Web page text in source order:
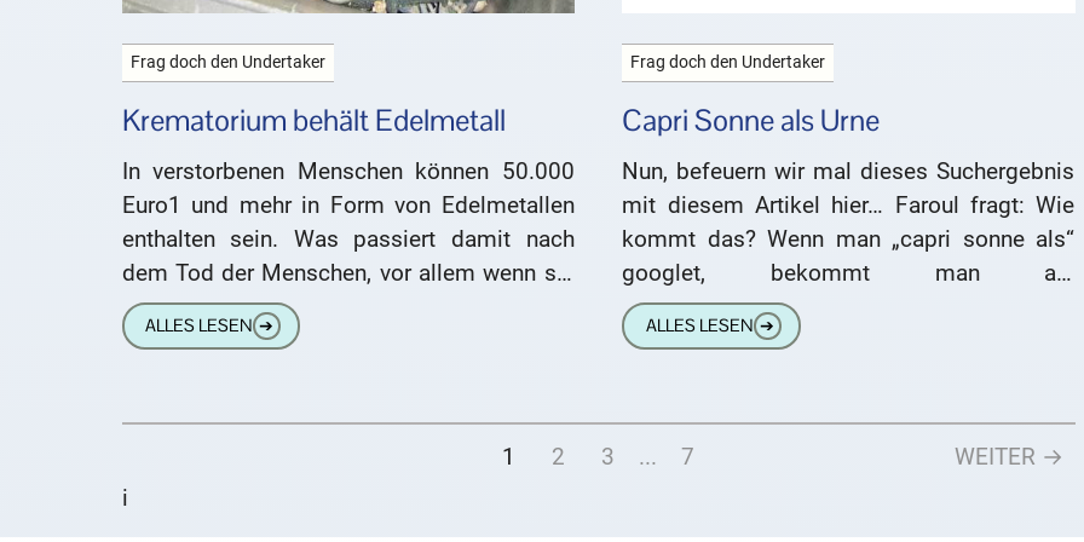
Frag doch den Undertaker
Krematorium behält Edelmetall
In verstorbenen Menschen können 50.000
Euro1 und mehr in Form von Edelmetallen
enthalten sein. Was passiert damit nach
dem Tod der Menschen, vor allem wenn sie
eingeäschert werden? Was mit
ALLES LESEN ➔
Frag doch den Undertaker
Capri Sonne als Urne
Nun, befeuern wir mal dieses Suchergebnis
mit diesem Artikel hier… Faroul fragt: Wie
kommt das? Wenn man „capri sonne als“
googlet, bekommt man als
Ergänzungsvorschlag „Urne“? Zumindest auf
der ersten
ALLES LESEN ➔
1 2 3 ... 7
WEITER →
i